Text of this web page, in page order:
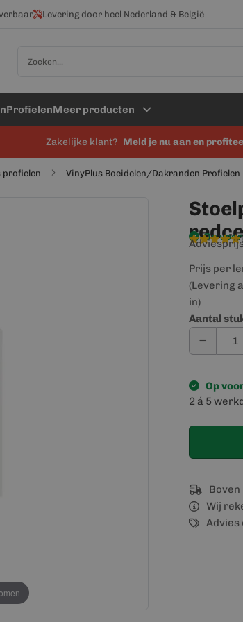
Levering door heel Nederland & België
ProfielenMeer producten
Zakelijke klant? Meld je nu aan en
profielen VinyPlus Boeidelen/Dakranden Profielen
Op
Prijs per
(Levering
in)
Aantal
Op
2 á 5
Wij
Advies